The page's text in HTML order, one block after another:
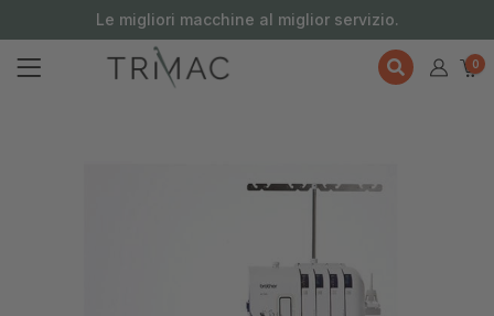
Le migliori macchine al miglior servizio.
0